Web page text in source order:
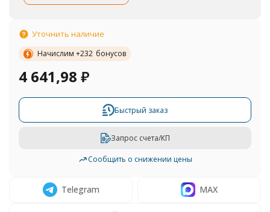
Уточнить наличие
Начислим +232 бонусов
4 641,98 ₽
Быстрый заказ
Запрос счета/КП
Сообщить о снижении цены
Telegram MAX